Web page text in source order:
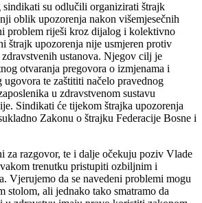
sindikati su odlučili organizirati štrajk
oblik upozorenja nakon višemjesečnih
problem riješi kroz dijalog i kolektivno
štrajk upozorenja nije usmjeren protiv
zdravstvenih ustanova. Njegov cilj je
otvaranja pregovora o izmjenama i
te zaštititi načelo pravednog
u zdravstvenom sustavu
Sindikati će tijekom štrajka upozorenja
Zakonu o štrajku Federacije Bosne i
za razgovor, te i dalje očekuju poziv Vlade
trenutku pristupiti ozbiljnim i
Vjerujemo da se navedeni problemi mogu
stolom, ali jednako tako smatramo da